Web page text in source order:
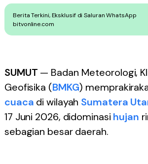
Berita Terkini, Eksklusif di Saluran WhatsApp
bitvonline.com
SUMUT — Badan Meteorologi,
Geofisika (BMKG)
cuaca di wilayah Sumatera
17 Juni 2026, didominasi hujan
sebagian besar daerah.